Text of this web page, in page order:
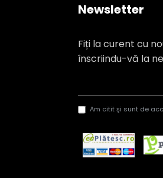
Newsletter
Fiți la curent cu
înscriindu-vă la
Am citit şi sunt de